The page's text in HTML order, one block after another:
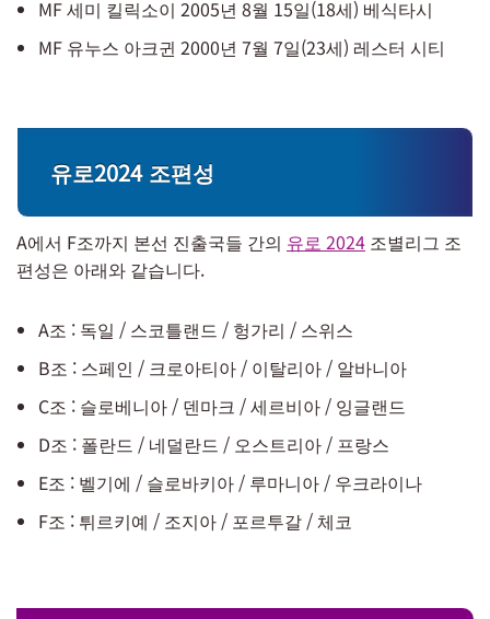
MF 세미 킬릭소이 2005년 8월 15일(18세) 베식타시
MF 유누스 아크귄 2000년 7월 7일(23세) 레스터 시티
유로2024 조편성
A에서 F조까지 본선 진출국들 간의 유로 2024 조별리그 조
편성은 아래와 같습니다.
A조 : 독일 / 스코틀랜드 / 헝가리 / 스위스
B조 : 스페인 / 크로아티아 / 이탈리아 / 알바니아
C조 : 슬로베니아 / 덴마크 / 세르비아 / 잉글랜드
D조 : 폴란드 / 네덜란드 / 오스트리아 / 프랑스
E조 : 벨기에 / 슬로바키아 / 루마니아 / 우크라이나
F조 : 튀르키예 / 조지아 / 포르투갈 / 체코